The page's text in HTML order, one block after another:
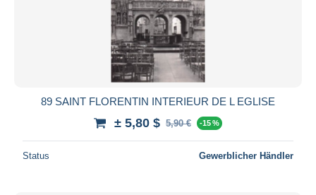
89 SAINT FLORENTIN INTERIEUR DE L EGLISE
± 5,80 $ 5,90 € -15 %
Status Gewerblicher Händler